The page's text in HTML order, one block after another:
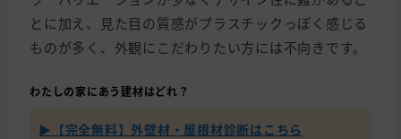
とに加え、見た目の質感がプラスチックっぽく感じる
ものが多く、外観にこだわりたい方には不向きです。
わたしの家にあう建材はどれ？
▶【完全無料】外壁材・屋根材診断はこちら